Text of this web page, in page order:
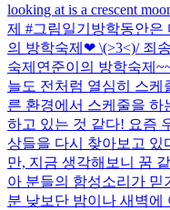
looking at is a crescent
제 #그림일기 방학동안은
의 방학숙제❤ \(>3<)/ 죄
숙제 연준이의 방학숙제
늘도 전처럼 열심히 스
른 환경에서 스케줄을 하
하고 있는 것 같다! 요즘
상들을 다시 찾아보고 있
만, 지금 생각해보니 꿈
아 분들의 함성소리가 믿
분 낮보단 밤이나 새벽에